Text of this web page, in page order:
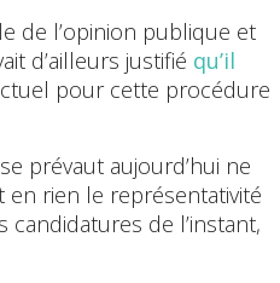
de l’opinion publique et
d’ailleurs justifié qu’il
pour cette procédure
prévaut aujourd’hui ne
en rien le représentativité
de l’instant,